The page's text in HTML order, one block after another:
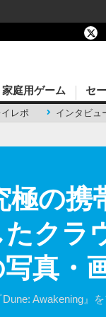
レポ インタビュ
家庭用ゲーム セ
の携
クラ
真・
Awakening』を